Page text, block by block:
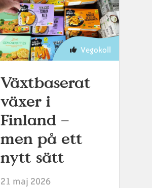
Vegokoll
Växtbaserat
växer i
Finland –
men på ett
nytt sätt
21 maj 2026